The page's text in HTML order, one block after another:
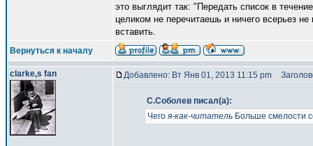
это выглядит так: "Передать список в
целиком не перечитаешь и ничего всерьез
вставить.
Вернуться к началу
clarke,s fan Добавлено: Вт Янв 01, 2013 11:15 pm
С.Соболев писал(а):
Чего я-как-читательБольше смелости